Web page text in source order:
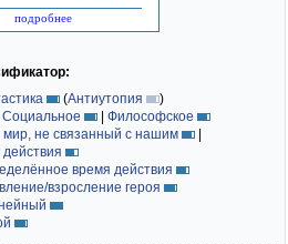
подробнее
(Антиутопия
)
Социальное | Философское
мир, не связанный с нашим
|
время действия
взросление героя